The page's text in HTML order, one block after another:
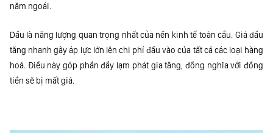
năm ngoái.
Dầu là năng lượng quan trọng nhất của nền kinh tế toàn cầu. Giá dầu
tăng nhanh gây áp lực lớn lên chi phí đầu vào của tất cả các loại hàng
hoá. Điều này góp phần đẩy lạm phát gia tăng, đồng nghĩa với đồng
tiền sẽ bị mất giá.